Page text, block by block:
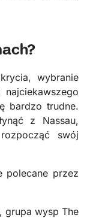
wybranie
bardzo trudne.
z Nassau,
swój
polecane przez
grupa wysp The